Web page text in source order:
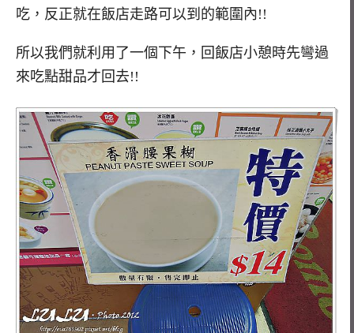
吃，反正就在飯店走路可以到的範圍內!!
所以我們就利用了一個下午，回飯店小憩時先彎過
來吃點甜品才回去!!